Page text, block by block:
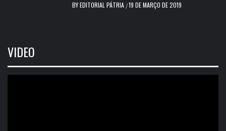
BYEDITORIAL PÁTRIA /19 DE MARÇO DE 2019
VIDEO